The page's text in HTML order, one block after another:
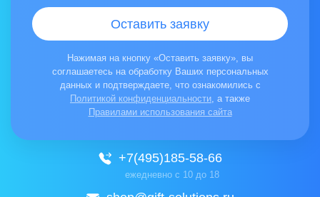
+7(495)185-58-66
ежедневно с 10 до 18
Оставить заявку
Нажимая на кнопку «Оставить заявку», вы
соглашаетесь на обработку Ваших персональных
данных и подтверждаете, что ознакомились с
Политикой конфиденциальности, а также
Правилами использования сайта